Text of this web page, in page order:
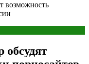
возможность
обсудят